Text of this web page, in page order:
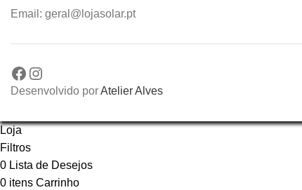
Email: geral@lojasolar.pt
Desenvolvido porAtelier Alves
Loja
Filtros
0 Lista de Desejos
0 itens Carrinho